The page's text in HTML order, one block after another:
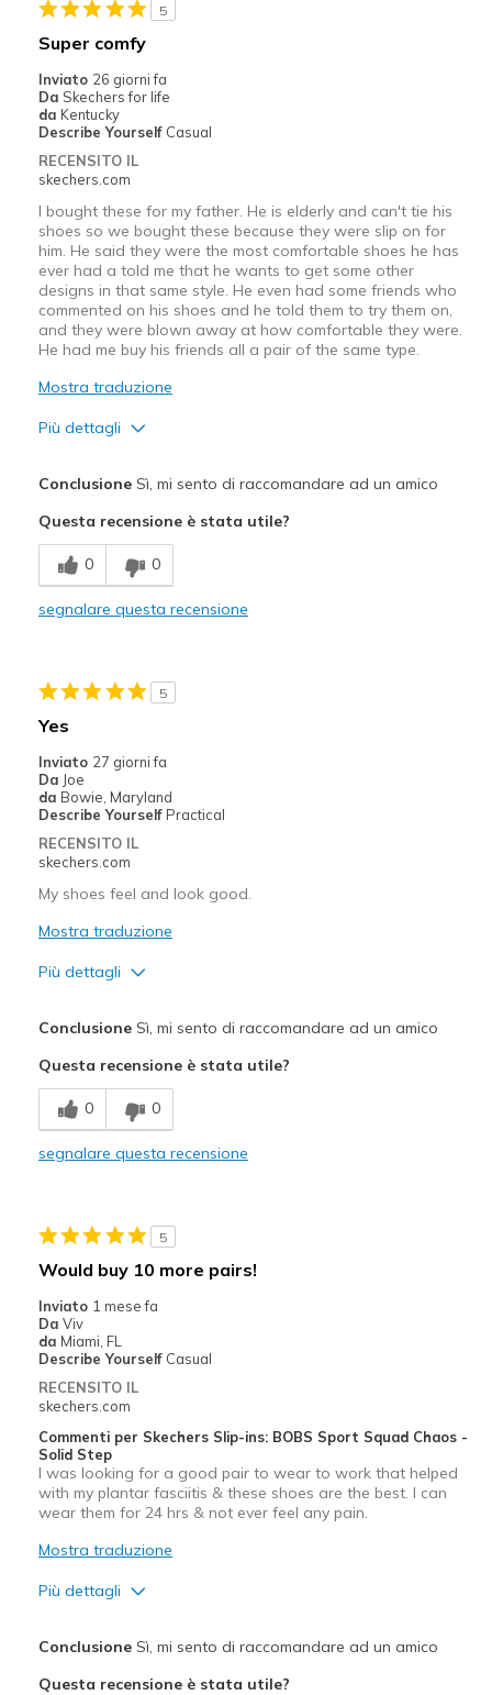
Need Break In
Migliori Utilizzi:
Casual Wear
Sizing
Feels true to size
View On Shoes
Shoes are for Wearing
5
Super comfy
Inviato 26 giorni fa
Da Skechers for life
da Kentucky
Describe Yourself Casual
RECENSITO IL
skechers.com
I bought these for my father. He is elderly and can't tie his
shoes so we bought these because they were slip on for
him. He said they were the most comfortable shoes he has
ever had a told me that he wants to get some other
designs in that same style. He even had some friends who
commented on his shoes and he told them to try them on,
and they were blown away at how comfortable they were.
He had me buy his friends all a pair of the same type.
Mostra traduzione
Più dettagli
Breathe Well
Comfortable
View On Shoes
ConclusioneSì, mi sento di raccomandare ad un amico
Questa recensione è stata utile?
0 0
segnalare questa recensione
5
Yes
Inviato 27 giorni fa
Da Joe
da Bowie, Maryland
Describe Yourself Practical
RECENSITO IL
skechers.com
My shoes feel and look good.
Mostra traduzione
Più dettagli
Breathe Well
Comfortable
Casual Wear
Special Occasions
View On Shoes
Shoes are for Wearing
ConclusioneSì, mi sento di raccomandare ad un amico
Questa recensione è stata utile?
0 0
segnalare questa recensione
5
Would buy 10 more pairs!
Inviato 1 mese fa
Da Viv
da Miami, FL
Describe Yourself Casual
RECENSITO IL
skechers.com
Commenti per Skechers Slip-ins: BOBS Sport Squad Chaos -
Solid Step
I was looking for a good pair to wear to work that helped
with my plantar fasciitis & these shoes are the best. I can
wear them for 24 hrs & not ever feel any pain.
Mostra traduzione
Più dettagli
ConclusioneSì, mi sento di raccomandare ad un amico
Questa recensione è stata utile?